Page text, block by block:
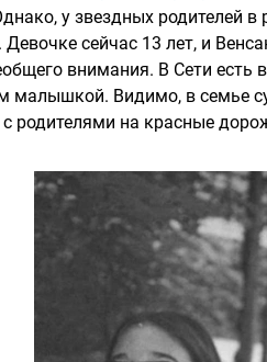
у звездных родителей
сейчас 13 лет, и
внимания. В Сети есть
малышкой. Видимо, в семье
родителями на красные